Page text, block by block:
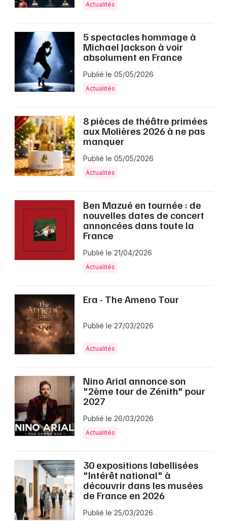
Actualités
5 spectacles hommage à
Michael Jackson à voir
absolument en France
Publié le 05/05/2026
Actualités
8 pièces de théâtre primées
aux Molières 2026 à ne pas
manquer
Publié le 05/05/2026
Actualités
Ben Mazué en tournée : de
nouvelles dates de concert
annoncées dans toute la
France
Publié le 21/04/2026
Actualités
Era - The Ameno Tour
Publié le 27/03/2026
Actualités
Nino Arial annonce son
"2ème tour de Zénith" pour
2027
Publié le 26/03/2026
Actualités
30 expositions labellisées
"Intérêt national" à
découvrir dans les musées
de France en 2026
Publié le 25/03/2026